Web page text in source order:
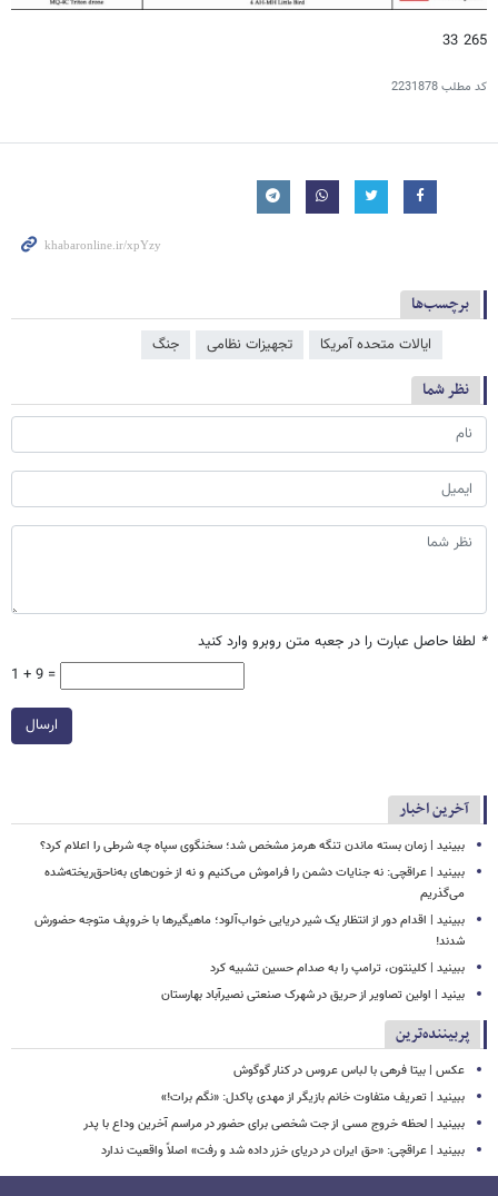
265 33
کد مطلب2231878
برچسب‌ها
ایالات متحده آمریکا تجهیزات نظامی جنگ
نظر شما
* لطفا حاصل عبارت را در جعبه متن روبرو وارد کنید
1 + 9 =
ارسال
آخرین اخبار
ببینید | زمان بسته ماندن تنگه هرمز مشخص شد؛ سخنگوی سپاه چه شرطی را اعلام کرد؟
ببینید | عراقچی: نه جنایات دشمن را فراموش می‌کنیم و نه از خون‌های به‌ناحق‌ریخته‌شده
می‌گذریم
ببینید | اقدام دور از انتظار یک شیر دریایی خواب‌آلود؛ ماهیگیرها با خروپف متوجه حضورش
شدند!
ببینید | کلینتون، ترامپ را به صدام حسین تشبیه کرد
بینید | اولین تصاویر از حریق در شهرک صنعتی نصیرآباد بهارستان
پربیننده‌ترین
عکس | بیتا فرهی با لباس عروس در کنار گوگوش
ببینید | تعریف متفاوت خانم بازیگر از مهدی پاکدل: «نگم برات!»
ببینید | لحظه خروج مسی از جت شخصی برای حضور در مراسم آخرین وداع با پدر
ببینید | عراقچی: «حق ایران در دریای خزر داده شد و رفت» اصلاً واقعیت ندارد